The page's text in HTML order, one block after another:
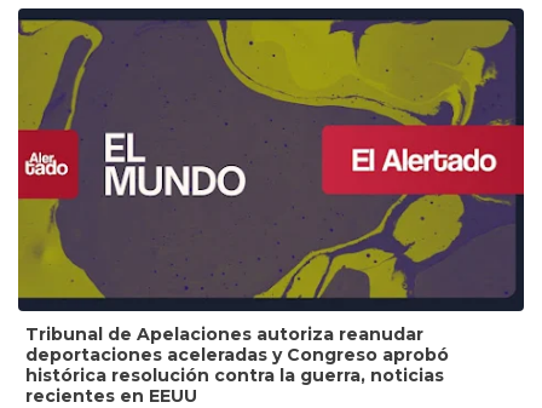
Tribunal de Apelaciones autoriza reanudar
deportaciones aceleradas y Congreso aprobó
histórica resolución contra la guerra, noticias
recientes en EEUU